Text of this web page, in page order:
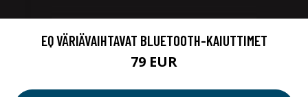
EQ VÄRIÄVAIHTAVAT BLUETOOTH-KAIUTTIMET
79 EUR